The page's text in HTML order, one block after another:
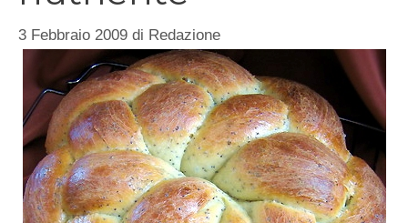
3 Febbraio 2009 di Redazione